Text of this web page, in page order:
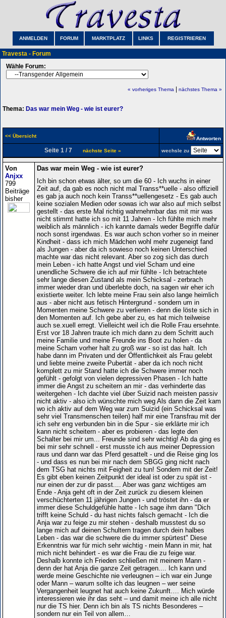
ANMELDEN FORUM MARKTPLATZ LINKS REGISTRIEREN
Travesta - Forum
Wähle Forum:
« vorheriges Thema nächstes Thema »
Thema: Das war mein Weg - wie ist eurer?
<< Übersicht Antworten
Seite 1 / 7 nächste Seite » wechsle zu
Von
Anjxx
799
Beiträge
bisher
Das war mein Weg - wie ist eurer?
Ich bin schon etwas älter, so um die 60 - Ich wuchs in einer
Zeit auf, da gab es noch nicht mal Transs**uelle - also offiziell
es gab ja auch noch kein Transs**uellengesetz - Es gab auch
keine sozialen Medien oder sowas ich war also auf mich selbst
gestellt - das erste Mal richtig wahrnehmbar das mit mir was
nicht stimmt hatte ich so mit 11 Jahren - Ich fühlte mich mehr
weiblich als männlich - ich kannte damals weder Begriffe dafür
noch sonst irgendwas. Es war auch schon vorher so in meiner
Kindheit - dass ich mich Mädchen wohl mehr zugeneigt fand
als Jungen - aber da ich sowieso noch keinen Unterschied
machte war das nicht relevant. Aber so zog sich das durch
mein Leben - ich hatte Angst und viel Scham und eine
unendliche Schwere die ich auf mir fühlte - Ich betrachtete
sehr lange diesen Zustand als mein Schicksal - zerbrach
immer wieder dran und überlebte doch, na sagen wir eher ich
existierte weiter. Ich lebte meine Frau sein also lange heimlich
aus - aber nicht aus fetisch Hintergrund - sondern um in
Momenten meine Schwere zu verlieren - denn die löste sich in
den Momenten auf. Ich gebe aber zu, es hat mich teilweise
auch se.xuell erregt. Vielleicht weil ich die Rolle Frau ersehnte.
Erst vor 18 Jahren traute ich mich dann zu dem Schritt auch
meine Familie und meine Freunde ins Boot zu holen - da
meine Scham vorher halt zu groß war - so ist das halt. Ich
habe dann im Privaten und der Öffentlichkeit als Frau gelebt
und liebte meine zweite Pubertät - aber da ich noch nicht
komplett zu mir Stand hatte ich die Schwere immer noch
gefühlt - gefolgt von vielen depressiven Phasen - Ich hatte
immer die Angst zu scheitern an mir - das verhinderte das
weitergehen - Ich dachte viel über Suizid nach meisten passiv
nicht aktiv - also ich wünschte mich weg Als dann die Zeit kam
wo ich aktiv auf dem Weg war zum Suizid (ein Schicksal was
sehr viel Transmenschen teilen) half mir eine Transfrau mit der
ich sehr eng verbunden bin in die Spur - sie erklärte mir ich
kann nicht scheitern - aber es probieren - das legte den
Schalter bei mir um... Freunde sind sehr wichtig! Ab da ging es
bei mir sehr schnell - erst musste ich aus meiner Depression
raus und dann war das Pferd gesattelt - und die Reise ging los
- und dass es nun bei mir nach dem SBGG ging nicht nach
dem TSG hat nichts mit Feigheit zu tun! Sondern mit der Zeit!
Es gibt eben keinen Zeitpunkt der ideal ist oder zu spät ist -
nur einen der zur dir passt.... Aber was ganz wichtiges am
Ende - Anja geht oft in der Zeit zurück zu diesem kleinen
verschüchterten 11 jährigen Jungen - und tröstet ihn - da er
immer diese Schuldgefühle hatte - Ich sage ihm dann "Dich
trifft keine Schuld - du hast nichts falsch gemacht - Ich die
Anja war zu feige zu mir stehen - deshalb musstest du so
lange mich auf deinen Schultern tragen durch dein halbes
Leben - das war die schwere die du immer spürtest" Diese
Erkenntnis war für mich sehr wichtig - mein Mann in mir, hat
mich nicht behindert - es war die Frau die zu feige war.
Deshalb konnte ich Frieden schließen mit meinem Mann -
denn der hat Anja die ganze Zeit getragen.... Ich kann und
werde meine Geschichte nie verleugnen – ich war ein Junge
oder Mann – warum sollte ich das leugnen – wer seine
Vergangenheit leugnet hat auch keine Zukunft…. Mich würde
interessieren wie ihr das seht – und damit meine ich alle nicht
nur die TS hier. Denn ich bin als TS nichts Besonderes –
sondern nur ein Teil von allem…